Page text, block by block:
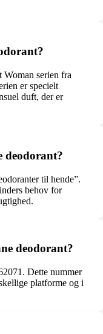
Woman serien fra
er specielt
duft, der er
deodorant?
til hende”.
behov for
deodorant?
Dette nummer
platforme og i